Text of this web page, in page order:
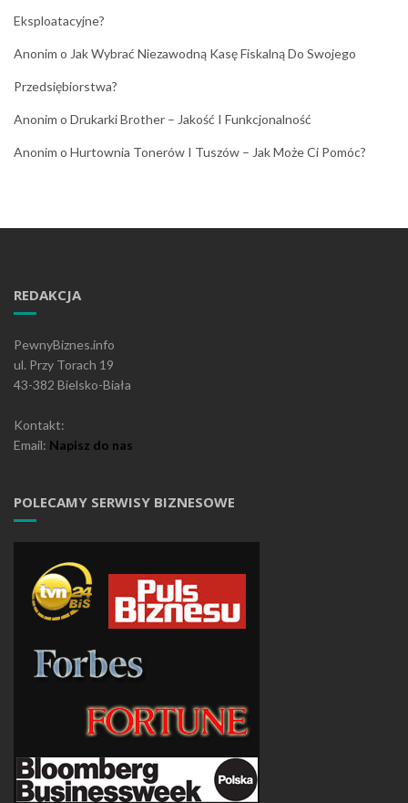
Eksploatacyjne?
Anonim o Jak Wybrać Niezawodną Kasę Fiskalną Do Swojego
Przedsiębiorstwa?
Anonim o Drukarki Brother – Jakość I Funkcjonalność
Anonim o Hurtownia Tonerów I Tuszów – Jak Może Ci Pomóc?
REDAKCJA
PewnyBiznes.info
ul. Przy Torach 19
43-382 Bielsko-Biała
Kontakt:
Email: Napisz do nas
POLECAMY SERWISY BIZNESOWE